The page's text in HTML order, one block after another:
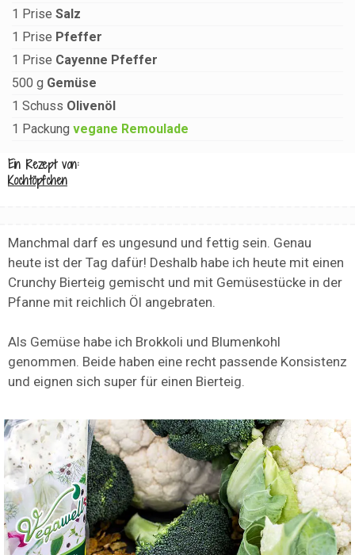
1 Prise Salz
1 Prise Pfeffer
1 Prise Cayenne Pfeffer
500 g Gemüse
1 Schuss Olivenöl
1 Packung vegane Remoulade
Ein Rezept von:
Kochtöpfchen
Manchmal darf es ungesund und fettig sein. Genau
heute ist der Tag dafür! Deshalb habe ich heute mit einen
Crunchy Bierteig gemischt und mit Gemüsestücke in der
Pfanne mit reichlich Öl angebraten.
Als Gemüse habe ich Brokkoli und Blumenkohl
genommen. Beide haben eine recht passende Konsistenz
und eignen sich super für einen Bierteig.